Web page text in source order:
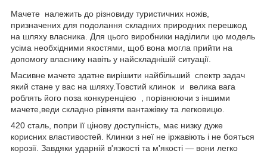
Мачете належить до різновиду туристичних ножів,
призначених для подолання складних природних перешкод
на шляху власника. Для цього виробники наділили цю модель
усіма необхідними якостями, щоб вона могла прийти на
допомогу власнику навіть у найскладнішій ситуації.
Масивне мачете здатне вирішити найбільший спектр задач
який стане у вас на шляху.Товстий клинок и велика вага
роблять його поза конкуренцією , порівнюючи з іншими
мачете,веди складно рівняти вантажівку та легковицю.
420 сталь, попри її цінову доступність, має низку дуже
корисних властивостей. Клинки з неї не іржавіють і не бояться
корозії. Завдяки ударній в'язкості та м'якості — вони легко